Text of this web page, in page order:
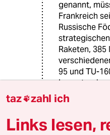
genannt,
Frankreich
Russische
Raketen,
95 und TU-
und Ch-15.
GB ebenfalls
Soviel zu,
taz zahl ich
Links lesen,